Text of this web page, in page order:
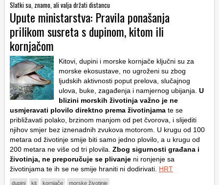
Slatki su, znamo, ali valja držati distancu
Upute ministarstva: Pravila ponašanja
prilikom susreta s dupinom, kitom ili
kornjačom
Kitovi, dupini i morske kornjače ključni su za
morske ekosustave, no ugroženi su zbog
ljudskih aktivnosti poput prelova, slučajnog
ulova, buke, zagađenja i namjernog ubijanja. U
blizini morskih životinja važno je ne
usmjeravati plovilo direktno prema životinjama te se
približavati polako, brzinom manjom od pet čvorova, i slijediti
njihov smjer bez iznenadnih zvukova motorom. U krugu od 100
metara od životinje smije biti samo jedno plovilo, a u krugu od
200 metara ne više od tri plovila. Zbog sigurnosti građana i
životinja, ne preporučuje se plivanje ni ronjenje sa
životinjama te ih se ne smije hraniti ni dodirivati. HRT
dupini kit kornjače morske životinje